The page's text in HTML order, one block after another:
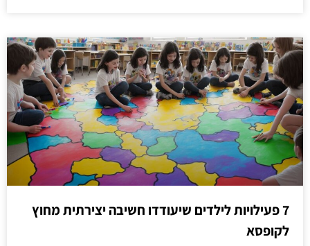
7 פעילויות לילדים שיעודדו חשיבה יצירתית מחוץ
לקופסא